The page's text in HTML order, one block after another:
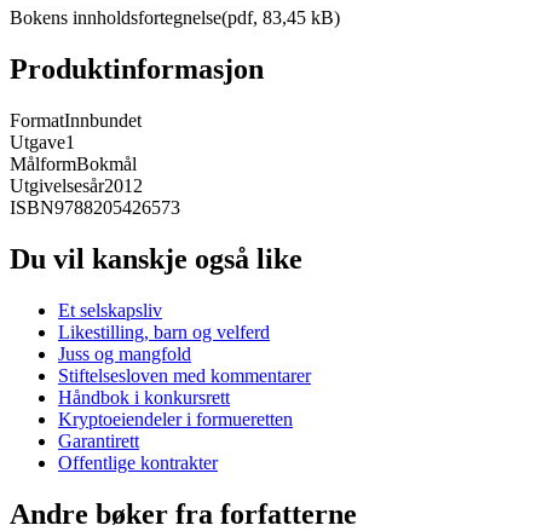
Bokens innholdsfortegnelse(pdf, 83,45 kB)
Produktinformasjon
FormatInnbundet
Utgave1
MålformBokmål
Utgivelsesår2012
ISBN9788205426573
Du vil kanskje også like
Et selskapsliv
Likestilling, barn og velferd
Juss og mangfold
Stiftelsesloven med kommentarer
Håndbok i konkursrett
Kryptoeiendeler i formueretten
Garantirett
Offentlige kontrakter
Andre bøker fra forfatterne